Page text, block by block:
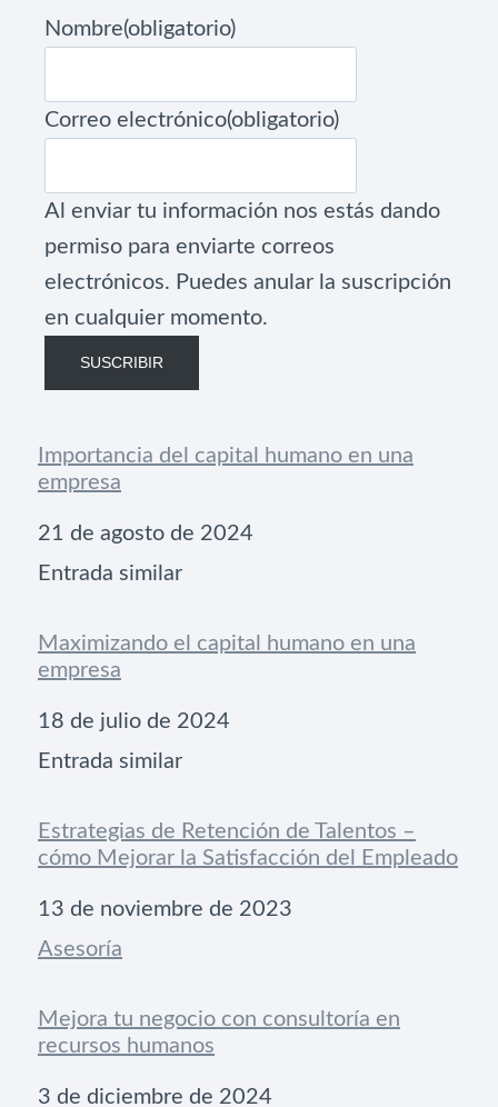
Nombre(obligatorio)
Correo electrónico(obligatorio)
Al enviar tu información nos estás dando
permiso para enviarte correos
electrónicos. Puedes anular la suscripción
en cualquier momento.
SUSCRIBIR
Importancia del capital humano en una
empresa
Fecha
21 de agosto de 2024
Respecto a
Entrada similar
Maximizando el capital humano en una
empresa
Fecha
18 de julio de 2024
Respecto a
Entrada similar
Estrategias de Retención de Talentos –
cómo Mejorar la Satisfacción del Empleado
Fecha
13 de noviembre de 2023
Respecto a
Asesoría
Mejora tu negocio con consultoría en
recursos humanos
Fecha
3 de diciembre de 2024